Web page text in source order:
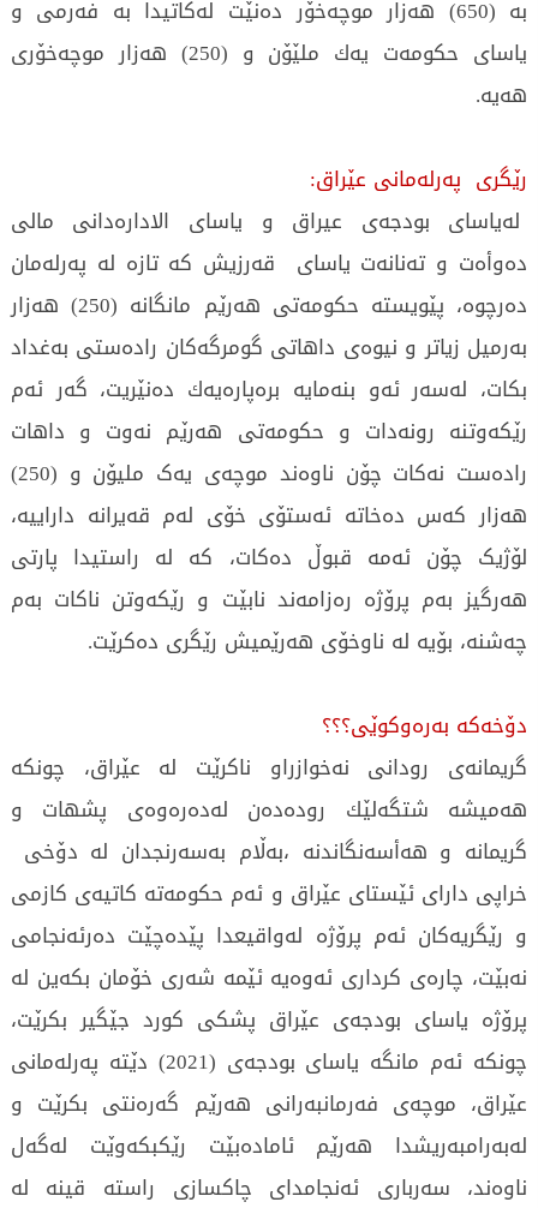
بە (650) هەزار موچەخۆر دەنێت لەكاتیدا بە فەرمی و
یاسای حكومەت یەك ملێۆن و (250) هەزار موچەخۆری
هەیە.
رێگری پەرلەمانی عێراق:
لەیاسای بودجەی عیراق و یاسای الادارەدانی مالی
دەوأەت و تەنانەت یاسای قەرزیش كە تازە لە پەرلەمان
دەرچوە، پێویستە حكومەتی هەرێم مانگانە (250) هەزار
بەرمیل زیاتر و نیوەی داهاتی گومرگەكان رادەستی بەغداد
بكات، لەسەر ئەو بنەمایە برەپارەیەك دەنێریت، گەر ئەم
رێکەوتنە رونەدات و حكومەتی هەرێم نەوت و داهات
رادەست نەكات چۆن ناوەند موچەی یەک ملیۆن و (250)
هەزار كەس دەخاتە ئەستۆی خۆی لەم قەیرانە داراییە،
لۆژیک چۆن ئەمە قبوڵ دەکات، كە لە راستیدا پارتی
هەرگیز بەم پرۆژە رەزامەند نابێت و رێکەوتن ناكات بەم
چەشنە، بۆیە لە ناوخۆی هەرێمیش رێگری دەکرێت.
دۆخەكە بەرەوكوێی؟؟؟
گریمانەی رودانی نەخوازراو ناكرێت لە عێراق، چونکە
هەمیشە شتگەلێك رودەدەن لەدەرەوەی پشهات و
گریمانە و هەأسەنگاندنە ،بەڵام بەسەرنجدان لە دۆخی
خراپی دارای ئێستای عێراق و ئەم حكومەتە كاتیەی كازمی
و رێگریەكان ئەم پرۆژە لەواقیعدا پێدەچێت دەرئەنجامی
نەبێت، چارەی كرداری ئەوەیە ئێمە شەری خۆمان بكەین لە
پرۆژە یاسای بودجەی عێراق پشكی كورد جێگیر بكرێت،
چونکە ئەم مانگە یاسای بودجەی (2021) دێتە پەرلەمانی
عێراق، موچەی فەرمانبەرانی ھەرێم گەرەنتی بکرێت و
لەبەرامبەریشدا ھەرێم ئامادەبێت رێکبكەوێت لەگەل
ناوەند، سەرباری ئەنجامدای چاكسازی راستە قینە لە